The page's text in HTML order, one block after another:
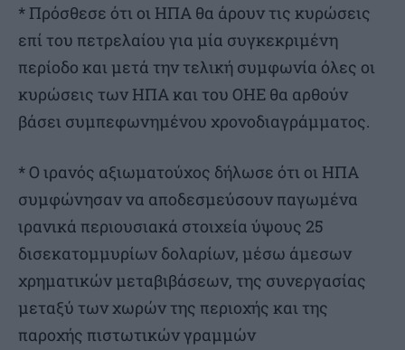
* Πρόσθεσε ότι οι ΗΠΑ θα άρουν τις κυρώσεις
επί του πετρελαίου για μία συγκεκριμένη
περίοδο και μετά την τελική συμφωνία όλες οι
κυρώσεις των ΗΠΑ και του ΟΗΕ θα αρθούν
βάσει συμπεφωνημένου χρονοδιαγράμματος.
* Ο ιρανός αξιωματούχος δήλωσε ότι οι ΗΠΑ
συμφώνησαν να αποδεσμεύσουν παγωμένα
ιρανικά περιουσιακά στοιχεία ύψους 25
δισεκατομμυρίων δολαρίων, μέσω άμεσων
χρηματικών μεταβιβάσεων, της συνεργασίας
μεταξύ των χωρών της περιοχής και της
παροχής πιστωτικών γραμμών